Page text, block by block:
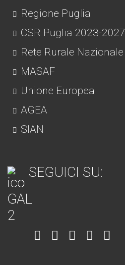
Regione Puglia
CSR Puglia 2023-2027
Rete Rurale Nazionale
MASAF
Unione Europea
AGEA
SIAN
SEGUICI SU:
Item Item Item Item